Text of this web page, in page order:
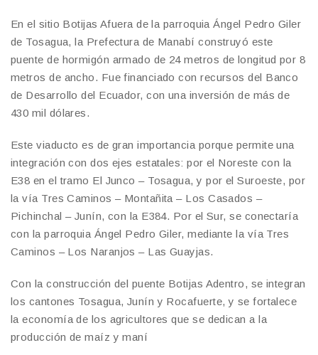
En el sitio Botijas Afuera de la parroquia Ángel Pedro Giler
de Tosagua, la Prefectura de Manabí construyó este
puente de hormigón armado de 24 metros de longitud por 8
metros de ancho. Fue financiado con recursos del Banco
de Desarrollo del Ecuador, con una inversión de más de
430 mil dólares.
Este viaducto es de gran importancia porque permite una
integración con dos ejes estatales: por el Noreste con la
E38 en el tramo El Junco – Tosagua, y por el Suroeste, por
la vía Tres Caminos – Montañita – Los Casados –
Pichinchal – Junín, con la E384. Por el Sur, se conectaría
con la parroquia Ángel Pedro Giler, mediante la vía Tres
Caminos – Los Naranjos – Las Guayjas.
Con la construcción del puente Botijas Adentro, se integran
los cantones Tosagua, Junín y Rocafuerte, y se fortalece
la economía de los agricultores que se dedican a la
producción de maíz y maní